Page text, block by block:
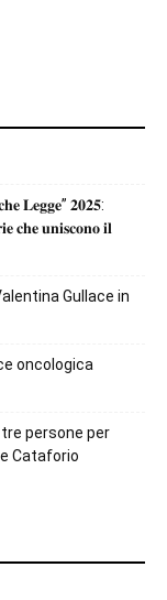
𝐋𝐞𝐠𝐠𝐞” 𝟐𝟎𝟐𝟓:
𝐜𝐡𝐞 𝐮𝐧𝐢𝐬𝐜𝐨𝐧𝐨 𝐢𝐥
Gullace in
oncologica
persone per
Cataforio